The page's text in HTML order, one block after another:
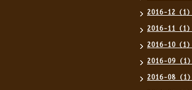
2016-12（1）
2016-11（1）
2016-10（1）
2016-09（1）
2016-08（1）